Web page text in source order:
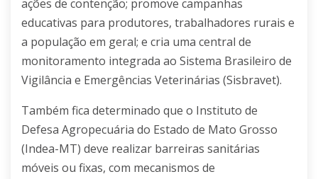
ações de contenção; promove campanhas
educativas para produtores, trabalhadores rurais e
a população em geral; e cria uma central de
monitoramento integrada ao Sistema Brasileiro de
Vigilância e Emergências Veterinárias (Sisbravet).
Também fica determinado que o Instituto de
Defesa Agropecuária do Estado de Mato Grosso
(Indea-MT) deve realizar barreiras sanitárias
móveis ou fixas, com mecanismos de